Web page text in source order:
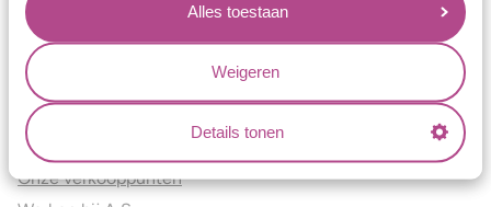
Alles toestaan
Weigeren
Details tonen
Conflictvrije Materialen
Oneindig veel mogelijkheden
Kwaliteit
Juweliers & Contact
Onze verkooppunten